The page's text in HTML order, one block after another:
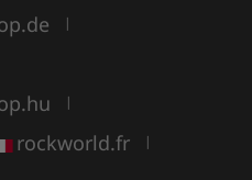
|
|
rockworld.fr |